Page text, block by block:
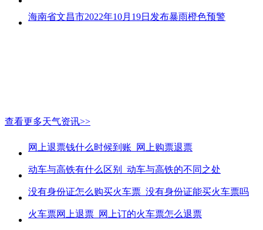
海南省文昌市2022年10月19日发布暴雨橙色预警
查看更多天气资讯>>
网上退票钱什么时候到账_网上购票退票
动车与高铁有什么区别_动车与高铁的不同之处
没有身份证怎么购买火车票_没有身份证能买火车票吗
火车票网上退票_网上订的火车票怎么退票